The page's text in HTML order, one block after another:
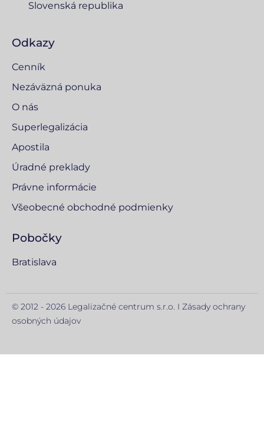
Slovenská republika
Odkazy
Cenník
Nezáväzná ponuka
O nás
Superlegalizácia
Apostila
Úradné preklady
Právne informácie
Všeobecné obchodné podmienky
Pobočky
Bratislava
© 2012 - 2026 Legalizačné centrum s.r.o. I Zásady ochrany
osobných údajov